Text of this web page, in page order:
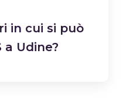
in cui si può
a Udine?